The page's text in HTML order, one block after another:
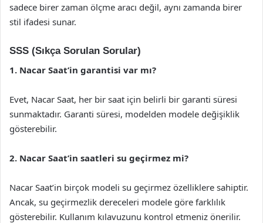
sadece birer zaman ölçme aracı değil, aynı zamanda birer
stil ifadesi sunar.
SSS (Sıkça Sorulan Sorular)
1. Nacar Saat’in garantisi var mı?
Evet, Nacar Saat, her bir saat için belirli bir garanti süresi
sunmaktadır. Garanti süresi, modelden modele değişiklik
gösterebilir.
2. Nacar Saat’in saatleri su geçirmez mi?
Nacar Saat’in birçok modeli su geçirmez özelliklere sahiptir.
Ancak, su geçirmezlik dereceleri modele göre farklılık
gösterebilir. Kullanım kılavuzunu kontrol etmeniz önerilir.